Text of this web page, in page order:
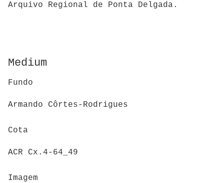
Arquivo Regional de Ponta Delgada.
Medium
Fundo
Armando Côrtes-Rodrigues
Cota
ACR Cx.4-64_49
Imagem